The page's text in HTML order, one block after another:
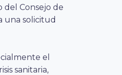
del Consejo de
una solicitud
el
sanitaria,